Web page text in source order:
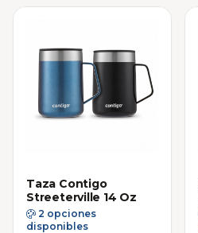
Taza Contigo
Streeterville 14 Oz
2 opciones
disponibles